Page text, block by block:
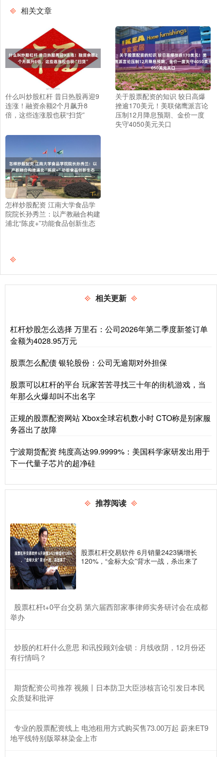
相关文章
什么叫炒股杠杆 昔日热股再迎9
连涨！融资余额2个月飙升8
倍，这些连涨股也获“扫货”
关于股票配资的知识 较日高爆
挫逾170美元！美联储鹰派言论
压制12月降息预期、金价一度
失守4050美元关口
怎样炒股配资 江南大学食品学
院院长孙秀兰：以产教融合构建
浦北“陈皮+”功能食品创新生态
相关更新
杠杆炒股怎么选择 万里石：公司2026年第二季度新签订单
金额为4028.95万元
股票怎么配债 银轮股份：公司无逾期对外担保
股票可以杠杆的平台 玩家苦苦寻找三十年的街机游戏，当
年那么火爆却叫不出名字
正规的股票配资网站 Xbox全球宕机数小时 CTO称是别家服
务器出了故障
宁波期货配资 纯度高达99.9999%：美国科学家研发出用于
下一代量子芯片的超净硅
推荐阅读
股票杠杆交易软件 6月销量2423辆增长
120%，“金标大众”背水一战，杀出来了
​股票杠杆t+0平台交易 第六届西部家事律师实务研讨会在成都
举办
​炒股的杠杆什么意思 和讯投顾刘金锁：月线收阴，12月份还
有行情吗？
​期货配资公司推荐 视频丨日本防卫大臣涉核言论引发日本民
众质疑和批评
​专业的股票配资线上 电池租用方式购买售73.00万起 蔚来ET9
地平线特别版翠林染金上市